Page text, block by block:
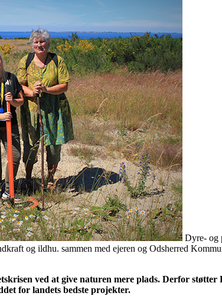
Dyre- og
og ildhu. sammen med ejeren og Odsherred
ved at give naturen mere plads. Derfor
for landets bedste projekter.